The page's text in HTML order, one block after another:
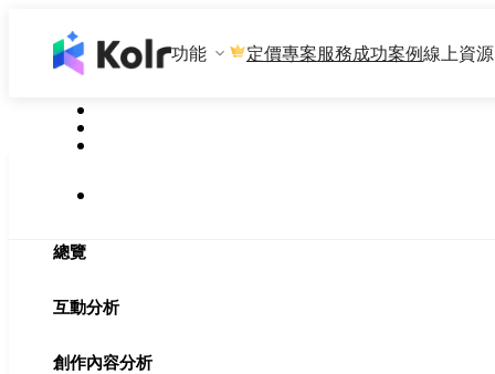
功能 定價專案服務成功案例線上資源
總覽
互動分析
創作內容分析